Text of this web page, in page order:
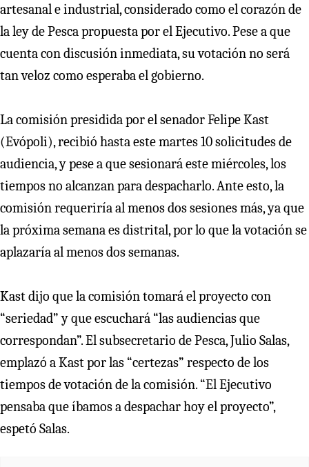
artesanal e industrial, considerado como el corazón de
la ley de Pesca propuesta por el Ejecutivo. Pese a que
cuenta con discusión inmediata, su votación no será
tan veloz como esperaba el gobierno.
La comisión presidida por el senador Felipe Kast
(Evópoli), recibió hasta este martes 10 solicitudes de
audiencia, y pese a que sesionará este miércoles, los
tiempos no alcanzan para despacharlo. Ante esto, la
comisión requeriría al menos dos sesiones más, ya que
la próxima semana es distrital, por lo que la votación se
aplazaría al menos dos semanas.
Kast dijo que la comisión tomará el proyecto con
“seriedad” y que escuchará “las audiencias que
correspondan”. El subsecretario de Pesca, Julio Salas,
emplazó a Kast por las “certezas” respecto de los
tiempos de votación de la comisión. “El Ejecutivo
pensaba que íbamos a despachar hoy el proyecto”,
espetó Salas.